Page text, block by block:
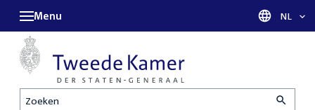
Zoeken
Menu Taal
NL